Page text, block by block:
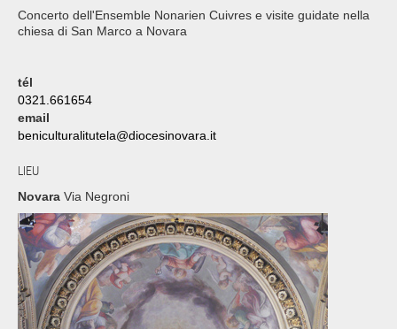
BÉNÉVOLES
PRESS
Concerto dell'Ensemble Nonarien Cuivres e visite guidate nella
chiesa di San Marco a Novara
tél
0321.661654
email
beniculturalitutela@diocesinovara.it
LIEU
Novara Via Negroni